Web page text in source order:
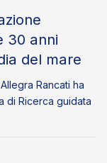
30 anni
del mare
Rancati ha
di Ricerca guidata